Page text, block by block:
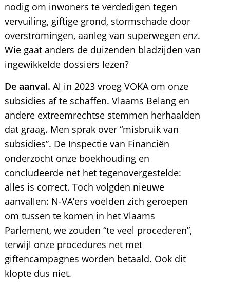
nodig om inwoners te verdedigen tegen
vervuiling, giftige grond, stormschade door
overstromingen, aanleg van superwegen enz.
Wie gaat anders de duizenden bladzijden van
ingewikkelde dossiers lezen?
De aanval. Al in 2023 vroeg VOKA om onze
subsidies af te schaffen. Vlaams Belang en
andere extreemrechtse stemmen herhaalden
dat graag. Men sprak over “misbruik van
subsidies”. De Inspectie van Financiën
onderzocht onze boekhouding en
concludeerde net het tegenovergestelde:
alles is correct. Toch volgden nieuwe
aanvallen: N-VA’ers voelden zich geroepen
om tussen te komen in het Vlaams
Parlement, we zouden “te veel procederen”,
terwijl onze procedures net met
giftencampagnes worden betaald. Ook dit
klopte dus niet.